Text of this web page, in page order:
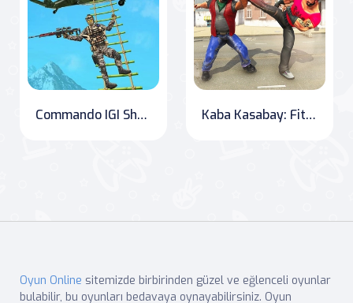
Commando IGI Shooting Strike Kaba Kasabay: Fitness and Fighting in the Ring
Oyun Online sitemizde birbirinden güzel ve eğlenceli oyunlar
bulabilir, bu oyunları bedavaya oynayabilirsiniz. Oyun